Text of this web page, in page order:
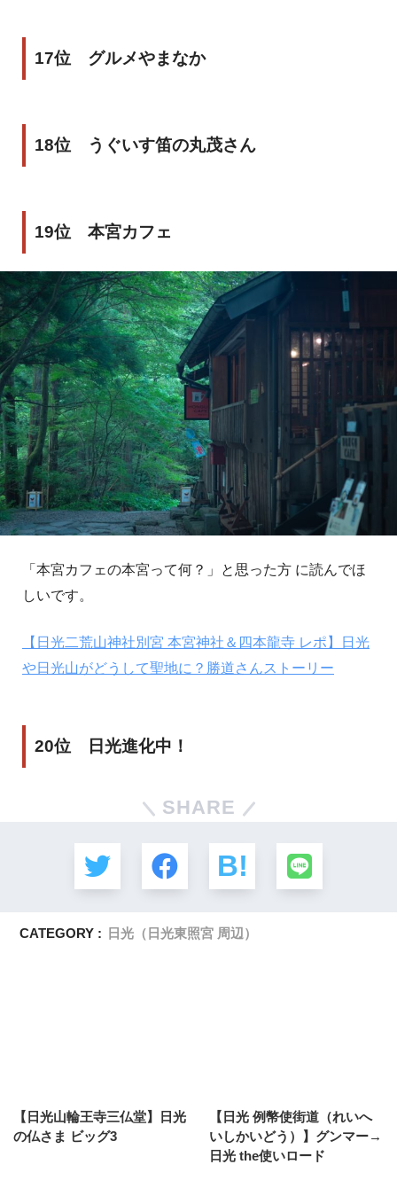
17位 グルメやまなか
18位 うぐいす笛の丸茂さん
19位 本宮カフェ
「本宮カフェの本宮って何？」と思った方 に読んでほ
しいです。
【日光二荒山神社別宮 本宮神社＆四本龍寺 レポ】日光
や日光山がどうして聖地に？勝道さんストーリー
20位 日光進化中！
SHARE
CATEGORY : 日光（日光東照宮 周辺）
【日光山輪王寺三仏堂】日光
の仏さま ビッグ3
【日光 例幣使街道（れいへ
いしかいどう）】グンマー→
日光 the使いロード